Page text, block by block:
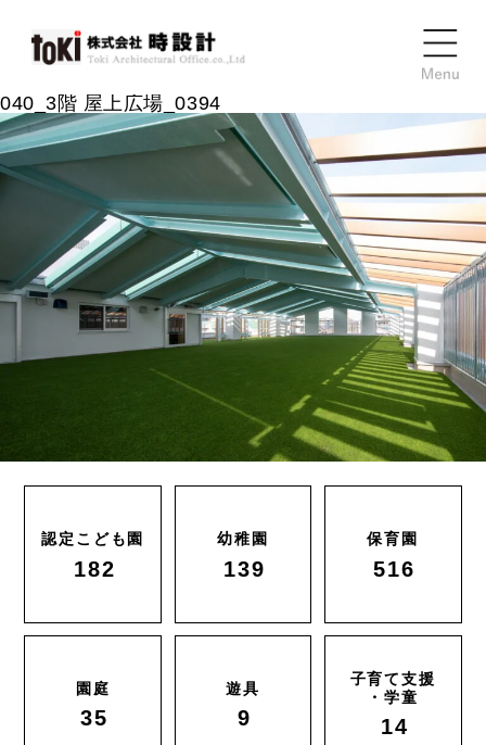
040_3階 屋上広場_0394
認定こども園
182
幼稚園
139
保育園
516
園庭
35
遊具
9
子育て支援
・学童
14